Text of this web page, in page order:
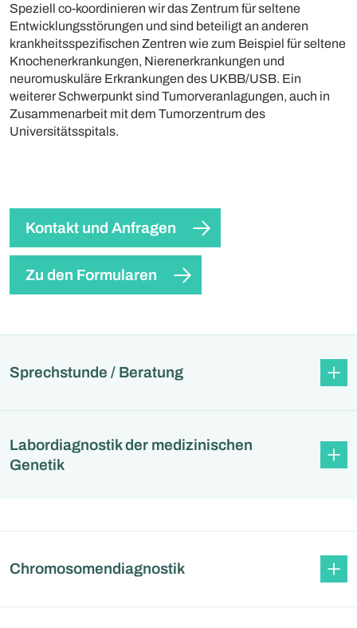
Speziell co-koordinieren wir das Zentrum für seltene
Entwicklungsstörungen und sind beteiligt an anderen
krankheitsspezifischen Zentren wie zum Beispiel für seltene
Knochenerkrankungen, Nierenerkrankungen und
neuromuskuläre Erkrankungen des UKBB/USB. Ein
weiterer Schwerpunkt sind Tumorveranlagungen, auch in
Zusammenarbeit mit dem Tumorzentrum des
Universitätsspitals.
Kontakt und Anfragen
Zu den Formularen
Sprechstunde / Beratung
Labordiagnostik der medizinischen
Genetik
Chromosomendiagnostik